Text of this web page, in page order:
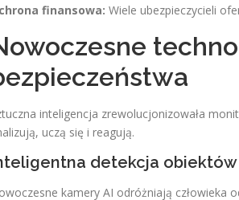
finansowa: Wiele ubezpieczycieli
inteligencja zrewolucjonizowała
uczą się i reagują.
detekcja obiektów
kamery AI odróżniają człowieka